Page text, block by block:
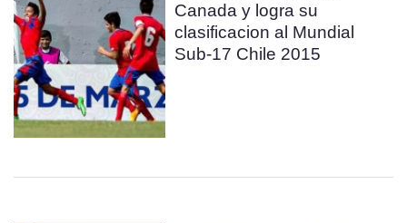
Canada y logra su
clasificacion al Mundial
Sub-17 Chile 2015